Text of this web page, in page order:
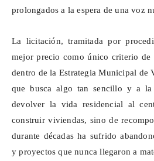
prolongados a la espera de una voz
La licitación, tramitada por
mejor precio como único criterio de
dentro de la Estrategia Municipal de
que busca algo tan sencillo y a
devolver la vida residencial al
construir viviendas, sino de
durante décadas ha sufrido
y proyectos que nunca llegaron a